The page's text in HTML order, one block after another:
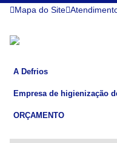
Mapa do Site
A Defrios
Empresa de higienização
ORÇAMENTO